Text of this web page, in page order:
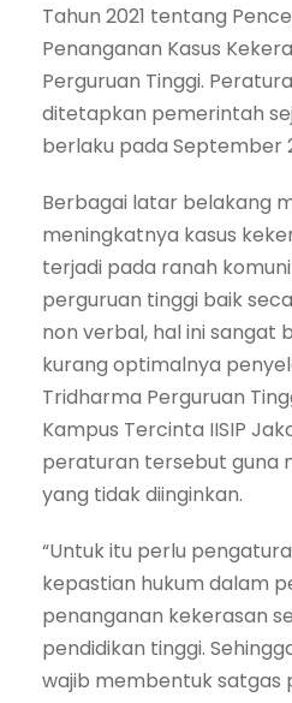
Tahun 2021 tentang
Penanganan Kasus
Perguruan Tinggi.
ditetapkan pemerintah
berlaku pada September
Berbagai latar belakang
meningkatnya kasus
terjadi pada ranah
perguruan tinggi baik
non verbal, hal ini sangat
kurang optimalnya
Tridharma Perguruan
Kampus Tercinta IISIP
peraturan tersebut guna
yang tidak diinginkan.
“Untuk itu perlu
kepastian hukum dalam
penanganan kekerasan
pendidikan tinggi.
wajib membentuk satgas